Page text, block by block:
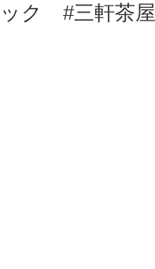
ック #三軒茶屋